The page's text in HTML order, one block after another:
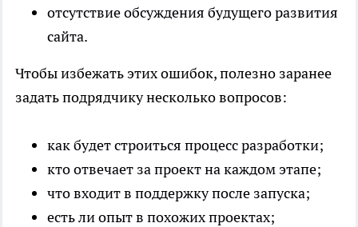
отсутствие обсуждения будущего развития
сайта.
Чтобы избежать этих ошибок, полезно заранее
задать подрядчику несколько вопросов:
как будет строиться процесс разработки;
кто отвечает за проект на каждом этапе;
что входит в поддержку после запуска;
есть ли опыт в похожих проектах;